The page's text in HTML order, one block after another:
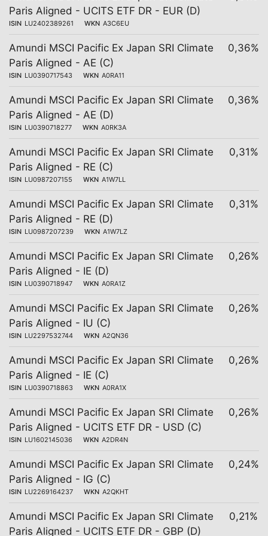
Paris Aligned - UCITS ETF DR - EUR (D)
ISIN LU2402389261 WKN A3C6EU
Amundi MSCI Pacific Ex Japan SRI Climate
Paris Aligned - AE (C)
ISIN LU0390717543 WKN A0RA11
0,36%
Amundi MSCI Pacific Ex Japan SRI Climate
Paris Aligned - AE (D)
ISIN LU0390718277 WKN A0RK3A
0,36%
Amundi MSCI Pacific Ex Japan SRI Climate
Paris Aligned - RE (C)
ISIN LU0987207155 WKN A1W7LL
0,31%
Amundi MSCI Pacific Ex Japan SRI Climate
Paris Aligned - RE (D)
ISIN LU0987207239 WKN A1W7LZ
0,31%
Amundi MSCI Pacific Ex Japan SRI Climate
Paris Aligned - IE (D)
ISIN LU0390718947 WKN A0RA1Z
0,26%
Amundi MSCI Pacific Ex Japan SRI Climate
Paris Aligned - IU (C)
ISIN LU2297532744 WKN A2QN36
0,26%
Amundi MSCI Pacific Ex Japan SRI Climate
Paris Aligned - IE (C)
ISIN LU0390718863 WKN A0RA1X
0,26%
Amundi MSCI Pacific Ex Japan SRI Climate
Paris Aligned - UCITS ETF DR - USD (C)
ISIN LU1602145036 WKN A2DR4N
0,26%
Amundi MSCI Pacific Ex Japan SRI Climate
Paris Aligned - IG (C)
ISIN LU2269164237 WKN A2QKHT
0,24%
Amundi MSCI Pacific Ex Japan SRI Climate
Paris Aligned - UCITS ETF DR - GBP (D)
0,21%